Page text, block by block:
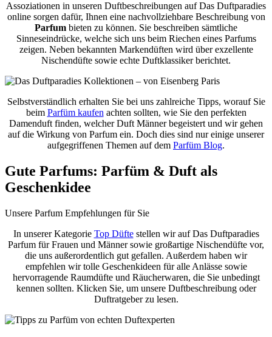
Assoziationen in unseren Duftbeschreibungen auf Das Duftparadies
online sorgen dafür, Ihnen eine nachvollziehbare Beschreibung von
Parfum bieten zu können. Sie beschreiben sämtliche
Sinneseindrücke, welche sich uns beim Riechen eines Parfums
zeigen. Neben bekannten Markendüften wird über exzellente
Nischendüfte sowie echte Duftklassiker berichtet.
Selbstverständlich erhalten Sie bei uns zahlreiche Tipps, worauf Sie
beim Parfüm kaufen achten sollten, wie Sie den perfekten
Damenduft finden, welcher Duft Männer begeistert und wir gehen
auf die Wirkung von Parfum ein. Doch dies sind nur einige unserer
aufgegriffenen Themen auf dem Parfüm Blog.
Gute Parfums: Parfüm & Duft als
Geschenkidee
Unsere Parfum Empfehlungen für Sie
In unserer Kategorie Top Düftestellen wir auf Das Duftparadies
Parfum für Frauen und Männer sowie großartige Nischendüfte vor,
die uns außerordentlich gut gefallen. Außerdem haben wir
empfehlen wir tolle Geschenkideen für alle Anlässe sowie
hervorragende Raumdüfte und Räucherwaren, die Sie unbedingt
kennen sollten. Klicken Sie, um unsere Duftbeschreibung oder
Duftratgeber zu lesen.